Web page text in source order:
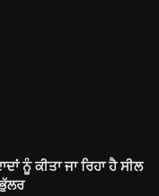
ਨੂੰ ਕੀਤਾ ਜਾ ਰਿਹਾ ਹੈ ਸੀਲ